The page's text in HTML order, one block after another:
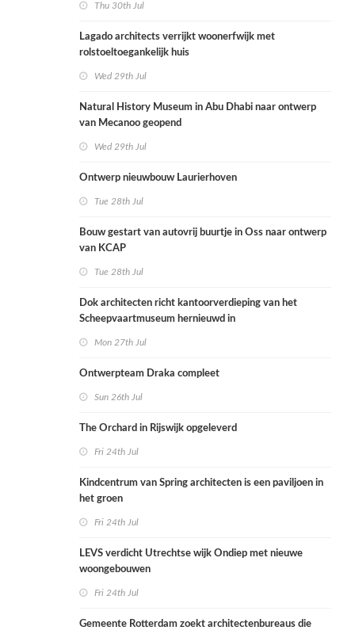
Thu 30th Jul
Lagado architects verrijkt woonerfwijk met
rolstoeltoegankelijk huis
Wed 29th Jul
Natural History Museum in Abu Dhabi naar ontwerp
van Mecanoo geopend
Wed 29th Jul
Ontwerp nieuwbouw Laurierhoven
Tue 28th Jul
Bouw gestart van autovrij buurtje in Oss naar ontwerp
van KCAP
Tue 28th Jul
Dok architecten richt kantoorverdieping van het
Scheepvaartmuseum hernieuwd in
Mon 27th Jul
Ontwerpteam Draka compleet
Sun 26th Jul
The Orchard in Rijswijk opgeleverd
Fri 24th Jul
Kindcentrum van Spring architecten is een paviljoen in
het groen
Fri 24th Jul
LEVS verdicht Utrechtse wijk Ondiep met nieuwe
woongebouwen
Fri 24th Jul
Gemeente Rotterdam zoekt architectenbureaus die